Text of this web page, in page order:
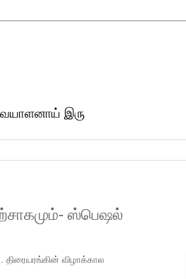
இரு
ஸ்பெஷல்
திரையரங்கின் விழாக்கால